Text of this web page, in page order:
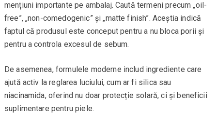
mențiuni importante pe ambalaj. Caută termeni precum „oil-
free”, „non-comedogenic” și „matte finish”. Aceștia indică
faptul că produsul este conceput pentru a nu bloca porii și
pentru a controla excesul de sebum.
De asemenea, formulele moderne includ ingrediente care
ajută activ la reglarea luciului, cum ar fi silica sau
niacinamida, oferind nu doar protecție solară, ci și beneficii
suplimentare pentru piele.